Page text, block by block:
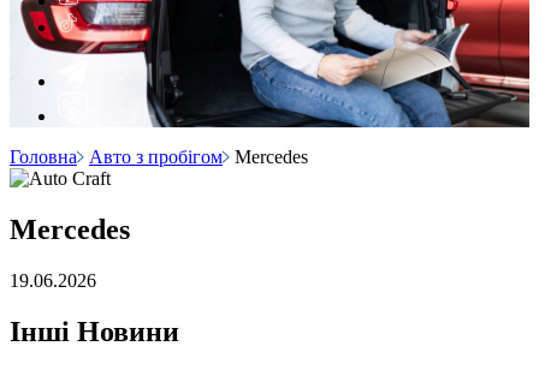
Головна Авто з пробігом Mercedes
Mercedes
19.06.2026
Інші Новини